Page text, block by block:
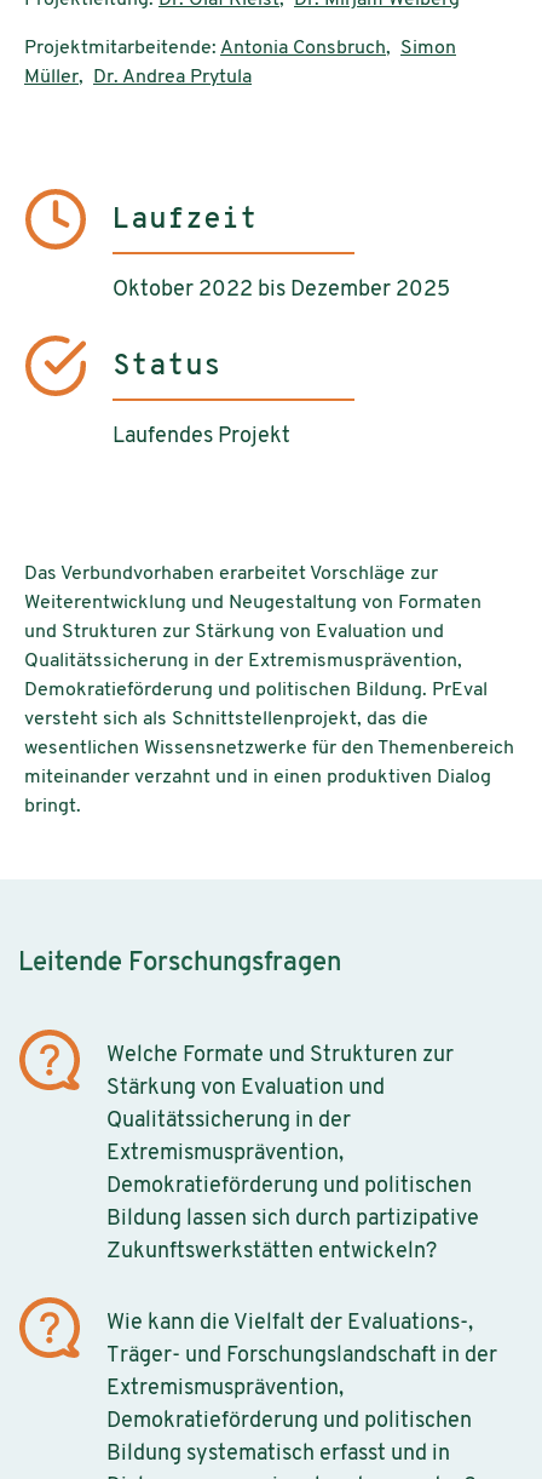
Projektmitarbeitende: Antonia Consbruch, Simon
Müller, Dr. Andrea Prytula
Laufzeit
Oktober 2022 bis Dezember 2025
Status
Laufendes Projekt
Das Verbundvorhaben erarbeitet Vorschläge zur
Weiterentwicklung und Neugestaltung von Formaten
und Strukturen zur Stärkung von Evaluation und
Qualitätssicherung in der Extremismusprävention,
Demokratieförderung und politischen Bildung. PrEval
versteht sich als Schnittstellenprojekt, das die
wesentlichen Wissensnetzwerke für den Themenbereich
miteinander verzahnt und in einen produktiven Dialog
bringt.
Leitende Forschungsfragen
Welche Formate und Strukturen zur
Stärkung von Evaluation und
Qualitätssicherung in der
Extremismusprävention,
Demokratieförderung und politischen
Bildung lassen sich durch partizipative
Zukunftswerkstätten entwickeln?
Wie kann die Vielfalt der Evaluations-,
Träger- und Forschungslandschaft in der
Extremismusprävention,
Demokratieförderung und politischen
Bildung systematisch erfasst und in